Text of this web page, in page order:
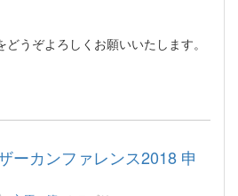
うぞよろしくお願いいたします。
ーカンファレンス2018 申